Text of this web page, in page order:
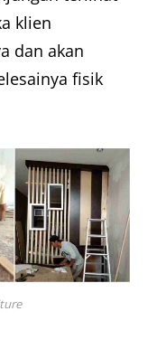
klien
dan akan
fisik